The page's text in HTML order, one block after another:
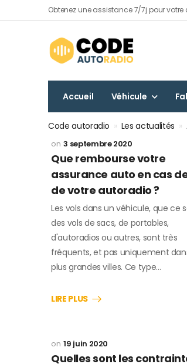
Obtenez une assistance 7/7j pour
Accueil Véhicule
Code autoradio » Les actualités »
3 septembre 2020
Que rembourse votre
assurance auto en cas
de votre autoradio ?
Les vols dans un véhicule, que ce
des vols de sacs, de portables,
d'autoradios ou autres, sont très
fréquents, et pas uniquement
plus grandes villes. Ce type…
LIRE PLUS
19 juin 2020
Quelles sont les